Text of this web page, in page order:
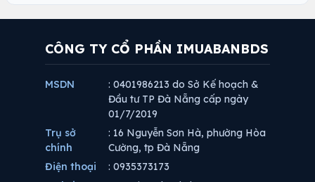
CÔNG TY CỔ PHẦN IMUABANBDS
MSDN
: 0401986213 do Sở Kế hoạch &
Đầu tư TP Đà Nẵng cấp ngày
01/7/2019
Trụ sở
chính
: 16 Nguyễn Sơn Hà, phường Hòa
Cường, tp Đà Nẵng
Điện thoại
: 0935373173